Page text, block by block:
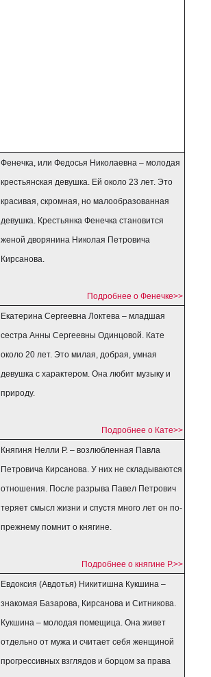
Фенечка, или Федосья Николаевна – молодая
крестьянская девушка. Ей около 23 лет. Это
красивая, скромная, но малообразованная
девушка. Крестьянка Фенечка становится
женой дворянина Николая Петровича
Кирсанова.
Подробнее о Фенечке>>
Екатерина Сергеевна Локтева – младшая
сестра Анны Сергеевны Одинцовой. Кате
около 20 лет. Это милая, добрая, умная
девушка с характером. Она любит музыку и
природу.
Подробнее о Кате>>
Княгиня Нелли Р. – возлюбленная Павла
Петровича Кирсанова. У них не складываются
отношения. После разрыва Павел Петрович
теряет смысл жизни и спустя много лет он по-
прежнему помнит о княгине.
Подробнее о княгине Р.>>
Евдоксия (Авдотья) Никитишна Кукшина –
знакомая Базарова, Кирсанова и Ситникова.
Кукшина – молодая помещица. Она живет
отдельно от мужа и считает себя женщиной
прогрессивных взглядов и борцом за права